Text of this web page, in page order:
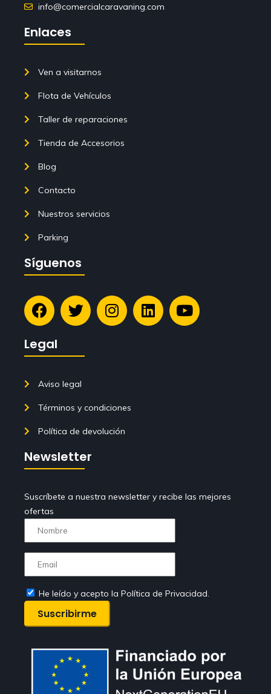
info@comercialcaravaning.com
Enlaces
Ven a visitarnos
Flota de Vehículos
Taller de reparaciones
Tienda de Accesorios
Blog
Contacto
Nuestros servicios
Parking
Síguenos
Legal
Aviso legal
Términos y condiciones
Política de devolución
Newsletter
Suscríbete a nuestra newsletter y recibe las mejores
ofertas
He leído y acepto la Política de Privacidad.